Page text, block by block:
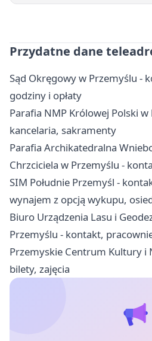
Przydatne dane
Sąd Okręgowy w Przemyślu -
godziny i opłaty
Parafia NMP Królowej Polski
kancelaria, sakramenty
Parafia Archikatedralna
Chrzciciela w Przemyślu -
SIM Południe Przemyśl -
wynajem z opcją wykupu,
Biuro Urządzenia Lasu i
Przemyślu - kontakt,
Przemyskie Centrum Kultury i
bilety, zajęcia